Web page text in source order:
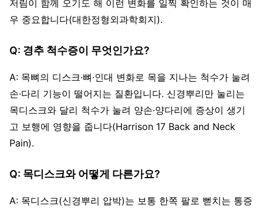
저림이 함께 오기도 해 이런 변화를 일찍 확인하는 것이 매
우 중요합니다(대한정형외과학회지).
Q: 경추 척수증이 무엇인가요?
A: 목뼈의 디스크·뼈·인대 변화로 목을 지나는 척수가 눌려
손·다리 기능이 떨어지는 질환입니다. 신경뿌리만 눌리는
목디스크와 달리 척수가 눌려 양손·양다리에 증상이 생기
고 보행에 영향을 줍니다(Harrison 17 Back and Neck
Pain).
Q: 목디스크와 어떻게 다른가요?
A: 목디스크(신경뿌리 압박)는 보통 한쪽 팔로 뻗치는 통증